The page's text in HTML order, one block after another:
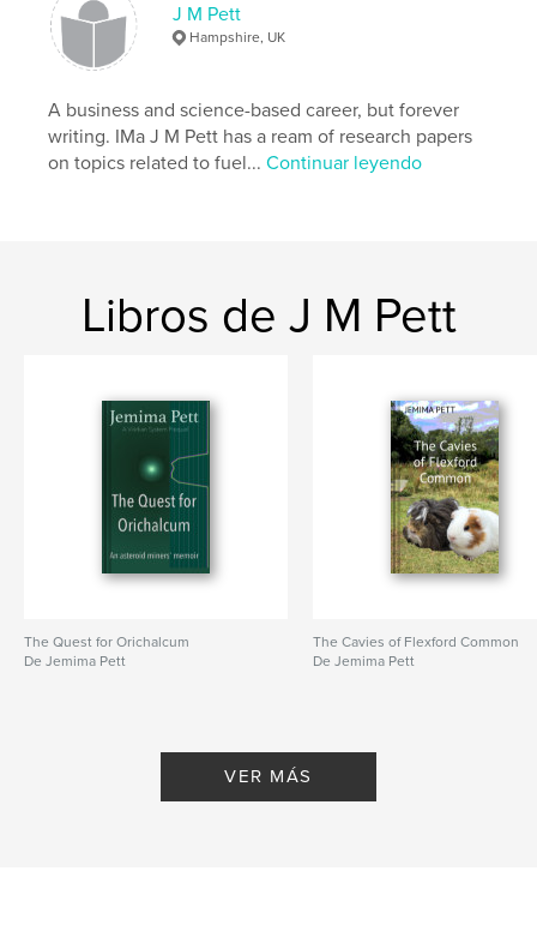
Fecha de publicación:jun. 25, 2021
Idioma
English
legends mild horror speculative fiction
weird
J M Pett
Hampshire, UK
A business and science-based career, but forever
writing. IMa J M Pett has a ream of research papers
on topics related to fuel...Continuar leyendo
Libros de J M Pett
The Quest for Orichalcum
De Jemima Pett
The Cavies of Flexford Common
De Jemima Pett
VER MÁS